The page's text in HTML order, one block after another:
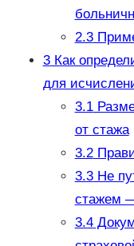
2.3
3Как
для
3.1
от стажа
3.2
3.3Не
стажем
3.4